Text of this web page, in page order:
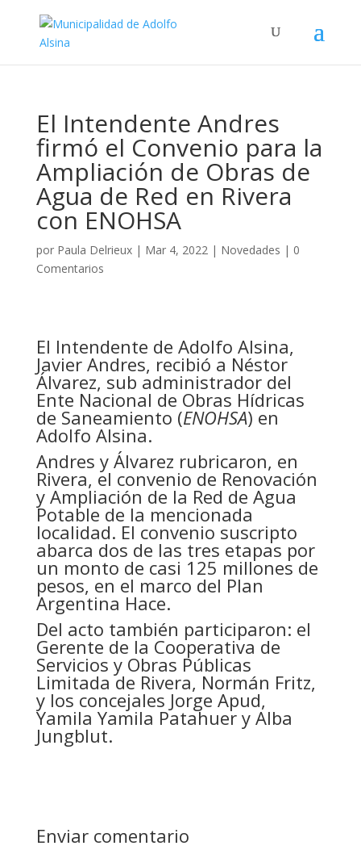
El Intendente Andres
firmó el Convenio para la
Ampliación de Obras de
Agua de Red en Rivera
con ENOHSA
por Paula Delrieux| Mar 4, 2022| Novedades | 0
Comentarios
El Intendente de Adolfo Alsina,
Javier Andres, recibió a Néstor
Álvarez, sub administrador del
Ente Nacional de Obras Hídricas
de Saneamiento (ENOHSA) en
Adolfo Alsina.
Andres y Álvarez rubricaron, en
Rivera, el convenio de Renovación
y Ampliación de la Red de Agua
Potable de la mencionada
localidad. El convenio suscripto
abarca dos de las tres etapas por
un monto de casi 125 millones de
pesos, en el marco del Plan
Argentina Hace.
Del acto también participaron: el
Gerente de la Cooperativa de
Servicios y Obras Públicas
Limitada de Rivera, Normán Fritz,
y los concejales Jorge Apud,
Yamila Yamila Patahuer y Alba
Jungblut.
Enviar comentario